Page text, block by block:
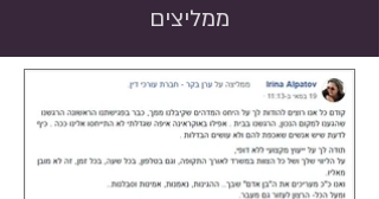
ממליצים